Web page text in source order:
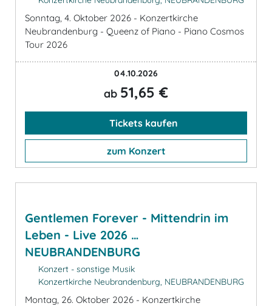
Sonntag, 4. Oktober 2026 - Konzertkirche
Neubrandenburg - Queenz of Piano - Piano Cosmos
Tour 2026
04.10.2026
ab 51,65 €
Tickets kaufen
zum Konzert
Gentlemen Forever - Mittendrin im
Leben - Live 2026 …
NEUBRANDENBURG
Konzert - sonstige Musik
Konzertkirche Neubrandenburg, NEUBRANDENBURG
Montag, 26. Oktober 2026 - Konzertkirche